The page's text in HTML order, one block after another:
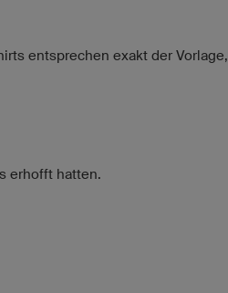
entsprechen exakt der Vorlage,
erhofft hatten.